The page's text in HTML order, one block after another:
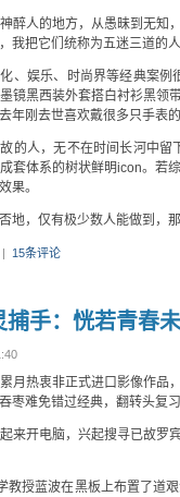
醉人的地方，从愚昧到无知
我把它们统称为五迷三道的人
、娱乐、时尚界等经典案
镜黑西装外套搭白衬衫黑领
年刚去世喜欢戴很多只手表
的人，无不在时间长河中
套体系的树状鲜明icon。若
果。
地，仅有极少数人能做到，
| 15条评论
捕手：恍若青春
月热衷非正式进口影像作品
枣难免错过经典，翻转头复
来开电脑，兴起搜寻已故罗
教授蓝波在黑板上布置了道